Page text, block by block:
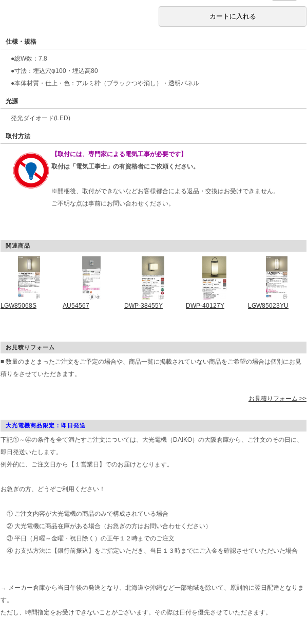
仕様・規格
●総W数：7.8
●寸法：埋込穴φ100・埋込高80
●本体材質・仕上・色：アルミ枠（ブラックつや消し）・透明パネル
光源
発光ダイオード(LED)
取付方法
【取付には、専門家による電気工事が必要です】
取付は「電気工事士」の有資格者にご依頼ください。
※開梱後、取付ができないなどお客様都合による返品・交換はお受けできません。
ご不明な点は事前にお問い合わせください。
関連商品
LGW85068S AU54567 DWP-38455Y DWP-40127Y LGW85023YU
お見積りフォーム
■ 数量のまとまったご注文をご予定の場合や、商品一覧に掲載されていない商品をご希望の場合は個別にお見
積りをさせていただきます。
お見積りフォーム >>
大光電機商品限定：即日発送
下記①～④の条件を全て満たすご注文については、大光電機（DAIKO）の大阪倉庫から、ご注文のその日に、
即日発送いたします。
例外的に、ご注文日から【１営業日】でのお届けとなります。
お急ぎの方、どうぞご利用ください！
① ご注文内容が大光電機の商品のみで構成されている場合
② 大光電機に商品在庫がある場合（お急ぎの方はお問い合わせください）
③ 平日（月曜～金曜・祝日除く）の正午１２時までのご注文
④ お支払方法に【銀行前振込】をご指定いただき、当日１３時までにご入金を確認させていただいた場合
→ メーカー倉庫から当日午後の発送となり、北海道や沖縄など一部地域を除いて、原則的に翌日配達となりま
す。
ただし、時間指定をお受けできないことがございます。その際は日付を優先させていただきます。